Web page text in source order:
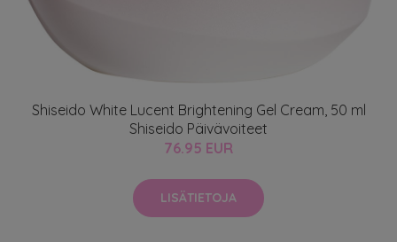
Shiseido White Lucent Brightening Gel Cream, 50 ml
Shiseido Päivävoiteet
76.95 EUR
LISÄTIETOJA